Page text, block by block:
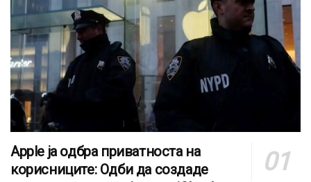
Apple ја одбра приватноста на
корисниците: Одби да создаде